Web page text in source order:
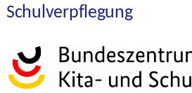
Schulverpflegung